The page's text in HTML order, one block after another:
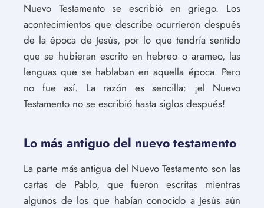
Nuevo Testamento se escribió en griego. Los
acontecimientos que describe ocurrieron después
de la época de Jesús, por lo que tendría sentido
que se hubieran escrito en hebreo o arameo, las
lenguas que se hablaban en aquella época. Pero
no fue así. La razón es sencilla: ¡el Nuevo
Testamento no se escribió hasta siglos después!
Lo más antiguo del nuevo testamento
La parte más antigua del Nuevo Testamento son las
cartas de Pablo, que fueron escritas mientras
algunos de los que habían conocido a Jesús aún